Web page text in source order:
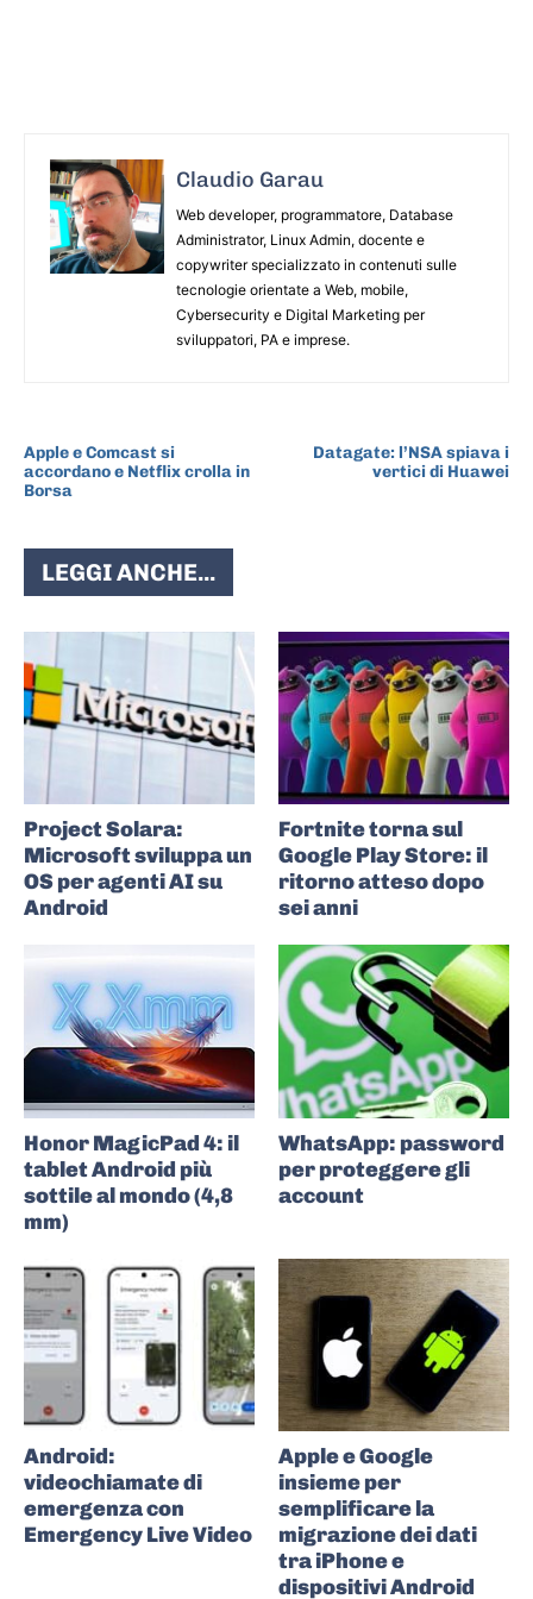
Claudio Garau
Web developer, programmatore, Database
Administrator, Linux Admin, docente e
copywriter specializzato in contenuti sulle
tecnologie orientate a Web, mobile,
Cybersecurity e Digital Marketing per
sviluppatori, PA e imprese.
Apple e Comcast si
accordano e Netflix crolla in
Borsa
Datagate: l’NSA spiava i
vertici di Huawei
LEGGI ANCHE...
Project Solara:
Microsoft sviluppa un
OS per agenti AI su
Android
Fortnite torna sul
Google Play Store: il
ritorno atteso dopo
sei anni
Honor MagicPad 4: il
tablet Android più
sottile al mondo (4,8
mm)
WhatsApp: password
per proteggere gli
account
Android:
videochiamate di
emergenza con
Emergency Live Video
Apple e Google
insieme per
semplificare la
migrazione dei dati
tra iPhone e
dispositivi Android